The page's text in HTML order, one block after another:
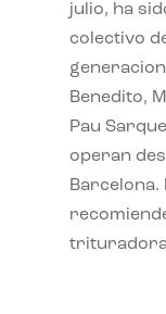
julio, ha
colectivo
Benedito,
Pau
operan
Barcelona.